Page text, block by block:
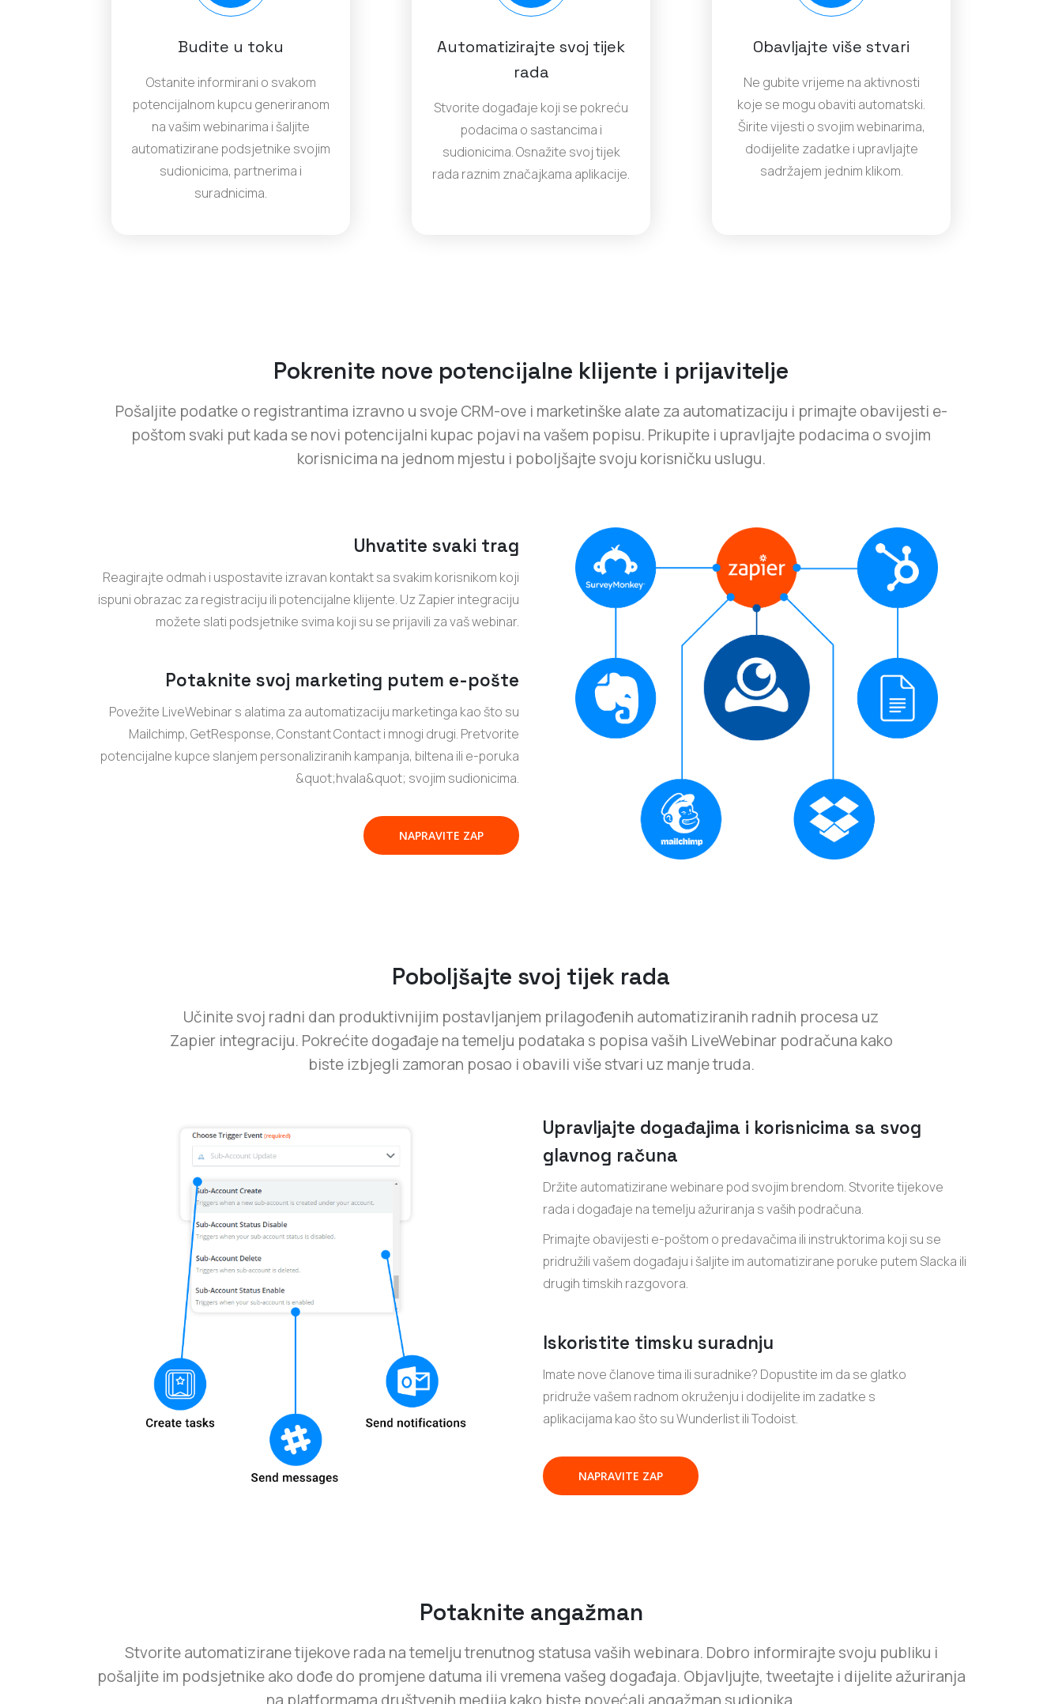
Budite u toku
Ostanite informirani o svakom
potencijalnom kupcu generiranom
na vašim webinarima i šaljite
automatizirane podsjetnike svojim
sudionicima, partnerima i
suradnicima.
Automatizirajte svoj tijek
rada
Stvorite događaje koji se pokreću
podacima o sastancima i
sudionicima. Osnažite svoj tijek
rada raznim značajkama aplikacije.
Obavljajte više stvari
Ne gubite vrijeme na aktivnosti
koje se mogu obaviti automatski.
Širite vijesti o svojim webinarima,
dodijelite zadatke i upravljajte
sadržajem jednim klikom.
Pokrenite nove potencijalne klijente i prijavitelje
Pošaljite podatke o registrantima izravno u svoje CRM-ove i marketinške alate za automatizaciju i primajte obavijesti e-
poštom svaki put kada se novi potencijalni kupac pojavi na vašem popisu. Prikupite i upravljajte podacima o svojim
korisnicima na jednom mjestu i poboljšajte svoju korisničku uslugu.
Uhvatite svaki trag
Reagirajte odmah i uspostavite izravan kontakt sa svakim korisnikom koji
ispuni obrazac za registraciju ili potencijalne klijente. Uz Zapier integraciju
možete slati podsjetnike svima koji su se prijavili za vaš webinar.
Potaknite svoj marketing putem e-pošte
Povežite LiveWebinar s alatima za automatizaciju marketinga kao što su
Mailchimp, GetResponse, Constant Contact i mnogi drugi. Pretvorite
potencijalne kupce slanjem personaliziranih kampanja, biltena ili e-poruka
&quot;hvala&quot; svojim sudionicima.
NAPRAVITE ZAP
Poboljšajte svoj tijek rada
Učinite svoj radni dan produktivnijim postavljanjem prilagođenih automatiziranih radnih procesa uz
Zapier integraciju. Pokrećite događaje na temelju podataka s popisa vaših LiveWebinar podračuna kako
biste izbjegli zamoran posao i obavili više stvari uz manje truda.
Upravljajte događajima i korisnicima sa svog
glavnog računa
Držite automatizirane webinare pod svojim brendom. Stvorite tijekove
rada i događaje na temelju ažuriranja s vaših podračuna.
Primajte obavijesti e-poštom o predavačima ili instruktorima koji su se
pridružili vašem događaju i šaljite im automatizirane poruke putem Slacka ili
drugih timskih razgovora.
Iskoristite timsku suradnju
Imate nove članove tima ili suradnike? Dopustite im da se glatko
pridruže vašem radnom okruženju i dodijelite im zadatke s
aplikacijama kao što su Wunderlist ili Todoist.
NAPRAVITE ZAP
Potaknite angažman
Stvorite automatizirane tijekove rada na temelju trenutnog statusa vaših webinara. Dobro informirajte svoju publiku i
pošaljite im podsjetnike ako dođe do promjene datuma ili vremena vašeg događaja. Objavljujte, tweetajte i dijelite ažuriranja
na platformama društvenih medija kako biste povećali angažman sudionika.